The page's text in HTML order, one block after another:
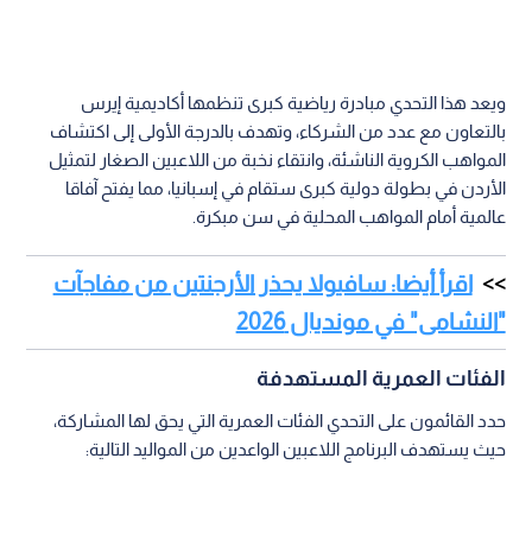
ويعد هذا التحدي مبادرة رياضية كبرى تنظمها أكاديمية إيرس
بالتعاون مع عدد من الشركاء، وتهدف بالدرجة الأولى إلى اكتشاف
المواهب الكروية الناشئة، وانتقاء نخبة من اللاعبين الصغار لتمثيل
الأردن في بطولة دولية كبرى ستقام في إسبانيا، مما يفتح آفاقا
عالمية أمام المواهب المحلية في سن مبكرة.
اقرأ أيضا: سافيولا يحذر الأرجنتين من مفاجآت
"النشامى" في مونديال 2026
الفئات العمرية المستهدفة
حدد القائمون على التحدي الفئات العمرية التي يحق لها المشاركة،
حيث يستهدف البرنامج اللاعبين الواعدين من المواليد التالية: